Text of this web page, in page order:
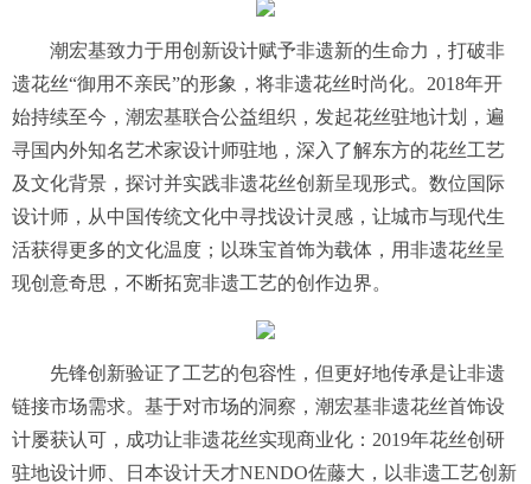
潮宏基致力于用创新设计赋予非遗新的生命力，打破非
遗花丝“御用不亲民”的形象，将非遗花丝时尚化。2018年开
始持续至今，潮宏基联合公益组织，发起花丝驻地计划，遍
寻国内外知名艺术家设计师驻地，深入了解东方的花丝工艺
及文化背景，探讨并实践非遗花丝创新呈现形式。数位国际
设计师，从中国传统文化中寻找设计灵感，让城市与现代生
活获得更多的文化温度；以珠宝首饰为载体，用非遗花丝呈
现创意奇思，不断拓宽非遗工艺的创作边界。
先锋创新验证了工艺的包容性，但更好地传承是让非遗
链接市场需求。基于对市场的洞察，潮宏基非遗花丝首饰设
计屡获认可，成功让非遗花丝实现商业化：2019年花丝创研
驻地设计师、日本设计天才NENDO佐藤大，以非遗工艺创新